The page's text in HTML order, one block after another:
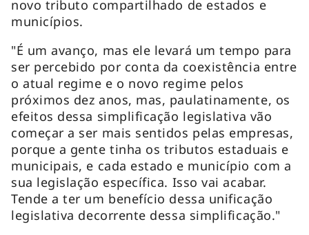
novo tributo compartilhado de estados e
municípios.
"É um avanço, mas ele levará um tempo para
ser percebido por conta da coexistência entre
o atual regime e o novo regime pelos
próximos dez anos, mas, paulatinamente, os
efeitos dessa simplificação legislativa vão
começar a ser mais sentidos pelas empresas,
porque a gente tinha os tributos estaduais e
municipais, e cada estado e município com a
sua legislação específica. Isso vai acabar.
Tende a ter um benefício dessa unificação
legislativa decorrente dessa simplificação."